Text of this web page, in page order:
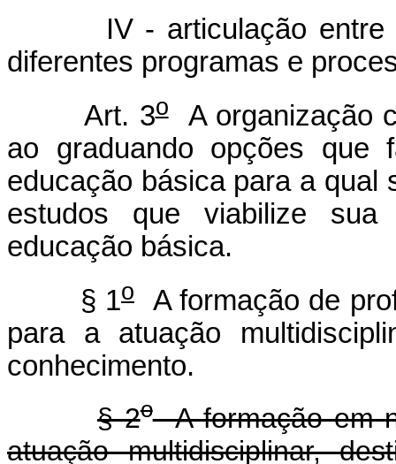
IV - articulação entre
diferentes programas e
Art. 3oA organização
ao graduando opções que
educação básica para a qual
estudos que viabilize
educação básica.
§ 1o
A formação de
para a atuação
conhecimento.
§ 2oA formação em
atuação multidisciplinar,